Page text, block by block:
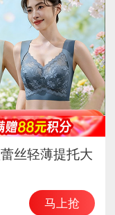
丝轻薄提托大
马上抢